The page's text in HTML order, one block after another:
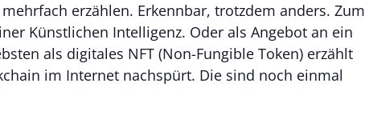
erzählen. Erkennbar, trotzdem anders. Zum
Künstlichen Intelligenz. Oder als Angebot an ein
als digitales NFT (Non-Fungible Token) erzählt
im Internet nachspürt. Die sind noch einmal